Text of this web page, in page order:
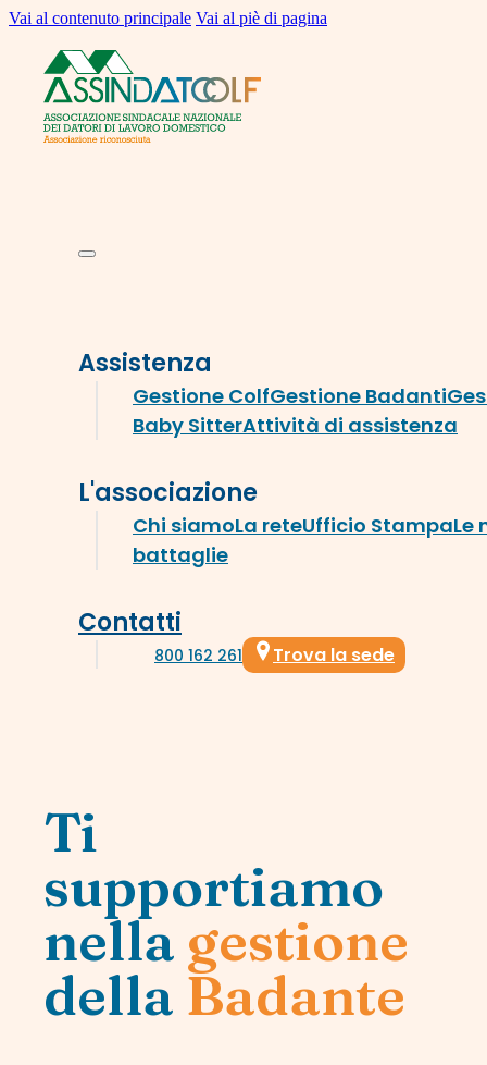
Vai al contenuto principale Vai al piè di pagina
Assistenza
Gestione ColfGestione Badanti
Baby SitterAttività di assistenza
L'associazione
Chi siamoLa reteUfficio StampaLe
battaglie
Contatti
800 162 261 Trova la sede
Ti
supportiamo
nella gestione
della Badante